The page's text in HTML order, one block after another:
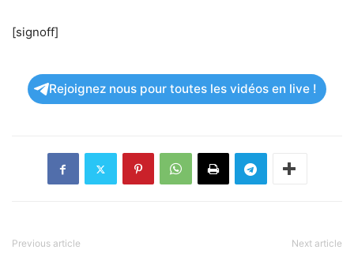
[signoff]
Rejoignez nous pour toutes les vidéos en live !
Previous article Next article